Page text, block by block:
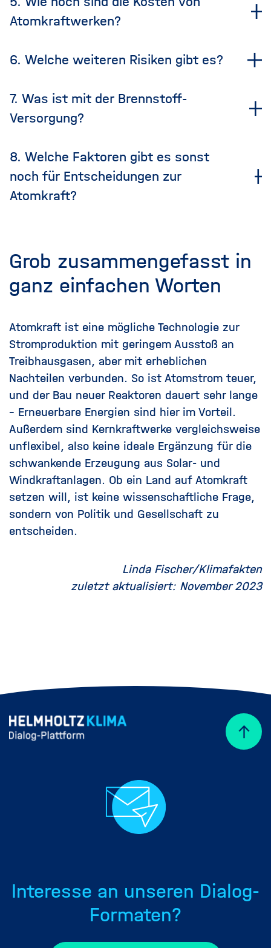
Atomkraftwerken?
6. Welche weiteren Risiken gibt es?
7. Was ist mit der Brennstoff-
Versorgung?
8. Welche Faktoren gibt es sonst
noch für Entscheidungen zur
Atomkraft?
Grob zusammengefasst in
ganz einfachen Worten
Atomkraft ist eine mögliche Technologie zur
Stromproduktion mit geringem Ausstoß an
Treibhausgasen, aber mit erheblichen
Nachteilen verbunden. So ist Atomstrom teuer,
und der Bau neuer Reaktoren dauert sehr lange
– Erneuerbare Energien sind hier im Vorteil.
Außerdem sind Kernkraftwerke vergleichsweise
unflexibel, also keine ideale Ergänzung für die
schwankende Erzeugung aus Solar- und
Windkraftanlagen. Ob ein Land auf Atomkraft
setzen will, ist keine wissenschaftliche Frage,
sondern von Politik und Gesellschaft zu
entscheiden.
Linda Fischer/Klimafakten
zuletzt aktualisiert: November 2023
Interesse an unseren Dialog-
Formaten?